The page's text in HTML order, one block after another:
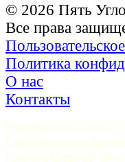
© 2026 Пять
Все права
Политика
О нас
Контакты
Учредитель ООО
Генеральный
Грачев Сергей